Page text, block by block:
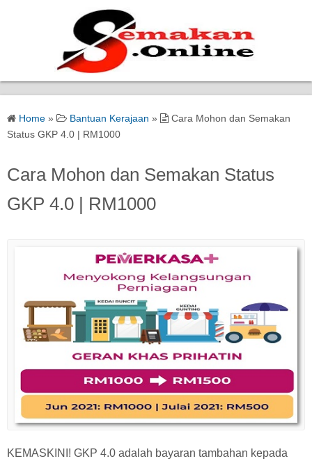
Home
Bantuan Kerajaan
Biasiswa
Pendidikan
Home » Bantuan Kerajaan »
Cara Mohon dan Semakan
Status GKP 4.0 | RM1000
Cara Mohon dan Semakan Status
GKP 4.0 | RM1000
KEMASKINI! GKP 4.0 adalah bayaran tambahan kepada